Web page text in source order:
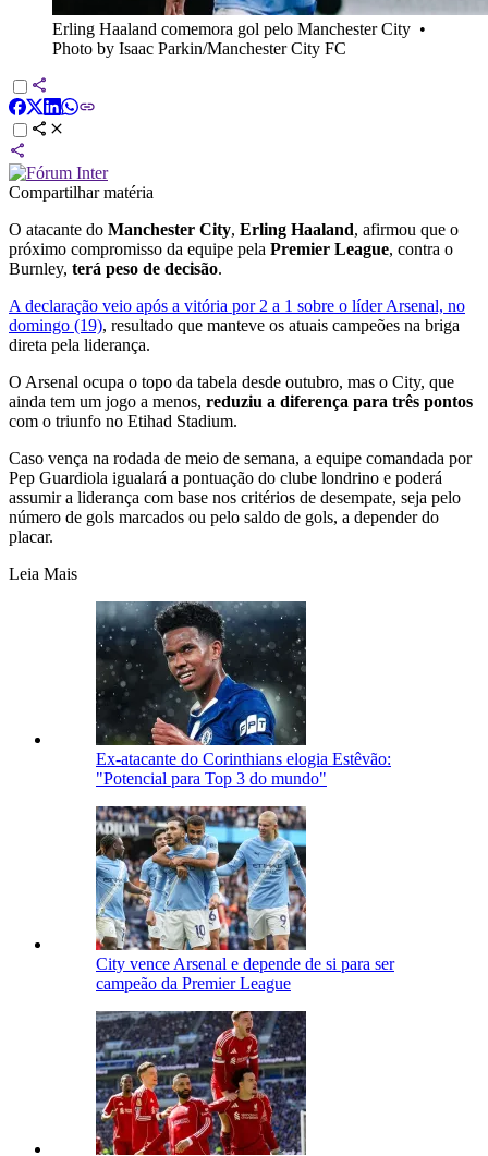
Erling Haaland comemora gol pelo Manchester City •
Photo by Isaac Parkin/Manchester City FC
Compartilhar matéria
O atacante do Manchester City, Erling Haaland, afirmou que o
próximo compromisso da equipe pela Premier League, contra o
Burnley, terá peso de decisão.
A declaração veio após a vitória por 2 a 1 sobre o líder Arsenal, no
domingo (19), resultado que manteve os atuais campeões na briga
direta pela liderança.
O Arsenal ocupa o topo da tabela desde outubro, mas o City, que
ainda tem um jogo a menos, reduziu a diferença para três pontos
com o triunfo no Etihad Stadium.
Caso vença na rodada de meio de semana, a equipe comandada por
Pep Guardiola igualará a pontuação do clube londrino e poderá
assumir a liderança com base nos critérios de desempate, seja pelo
número de gols marcados ou pelo saldo de gols, a depender do
placar.
Leia Mais
Ex-atacante do Corinthians elogia Estêvão:
"Potencial para Top 3 do mundo"
City vence Arsenal e depende de si para ser
campeão da Premier League